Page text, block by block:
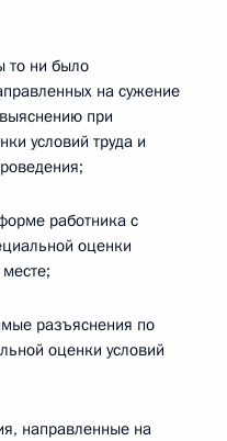
то ни было
на сужение
при
условий труда и
работника с
оценки
разъяснения по
оценки условий
направленные на